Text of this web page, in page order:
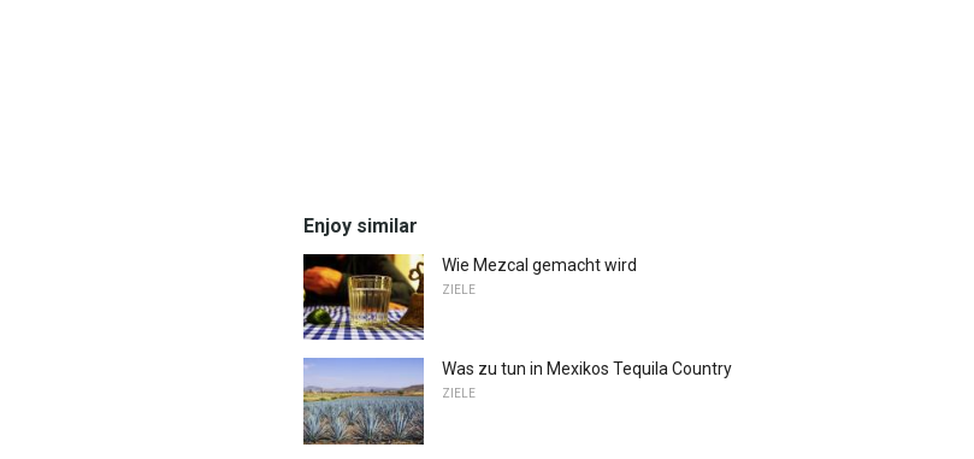
Enjoy similar
Wie Mezcal gemacht wird
ZIELE
Was zu tun in Mexikos Tequila Country
ZIELE